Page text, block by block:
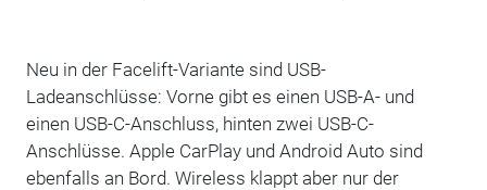
Neu in der Facelift-Variante sind USB-
Ladeanschlüsse: Vorne gibt es einen USB-A- und
einen USB-C-Anschluss, hinten zwei USB-C-
Anschlüsse. Apple CarPlay und Android Auto sind
ebenfalls an Bord. Wireless klappt aber nur der